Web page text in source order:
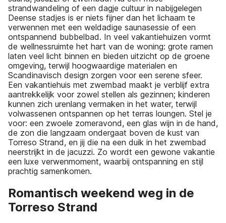
strandwandeling of een dagje cultuur in nabijgelegen
Deense stadjes is er niets fijner dan het lichaam te
verwennen met een weldadige saunasessie of een
ontspannend bubbelbad. In veel vakantiehuizen vormt
de wellnessruimte het hart van de woning: grote ramen
laten veel licht binnen en bieden uitzicht op de groene
omgeving, terwijl hoogwaardige materialen en
Scandinavisch design zorgen voor een serene sfeer.
Een vakantiehuis met zwembad maakt je verblijf extra
aantrekkelijk voor zowel stellen als gezinnen; kinderen
kunnen zich urenlang vermaken in het water, terwijl
volwassenen ontspannen op het terras loungen. Stel je
voor: een zwoele zomeravond, een glas wijn in de hand,
de zon die langzaam ondergaat boven de kust van
Torreso Strand, en jij die na een duik in het zwembad
neerstrijkt in de jacuzzi. Zo wordt een gewone vakantie
een luxe verwenmoment, waarbij ontspanning en stijl
prachtig samenkomen.
Romantisch weekend weg in de
Torreso Strand